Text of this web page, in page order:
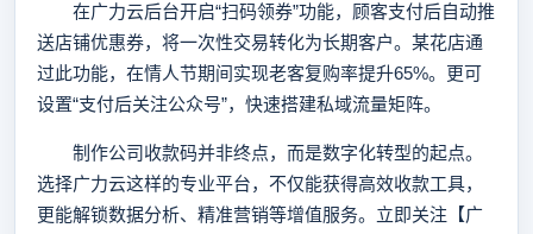
在广力云后台开启“扫码领券”功能，顾客支付后自动推
送店铺优惠券，将一次性交易转化为长期客户。某花店通
过此功能，在情人节期间实现老客复购率提升65%。更可
设置“支付后关注公众号”，快速搭建私域流量矩阵。
制作公司收款码并非终点，而是数字化转型的起点。
选择广力云这样的专业平台，不仅能获得高效收款工具，
更能解锁数据分析、精准营销等增值服务。立即关注【广